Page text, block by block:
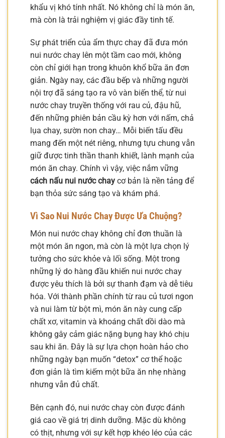
khẩu vị khó tính nhất. Nó không chỉ là món ăn,
mà còn là trải nghiệm vị giác đầy tinh tế.
Sự phát triển của ẩm thực chay đã đưa món
nui nước chay lên một tầm cao mới, không
còn chỉ giới hạn trong khuôn khổ bữa ăn đơn
giản. Ngày nay, các đầu bếp và những người
nội trợ đã sáng tạo ra vô vàn biến thể, từ nui
nước chay truyền thống với rau củ, đậu hũ,
đến những phiên bản cầu kỳ hơn với nấm, chả
lụa chay, sườn non chay… Mỗi biến tấu đều
mang đến một nét riêng, nhưng tựu chung vẫn
giữ được tinh thần thanh khiết, lành mạnh của
món ăn chay. Chính vì vậy, việc nắm vững
cách nấu nui nước chay cơ bản là nền tảng để
bạn thỏa sức sáng tạo và khám phá.
Vì Sao Nui Nước Chay Được Ưa Chuộng?
Món nui nước chay không chỉ đơn thuần là
một món ăn ngon, mà còn là một lựa chọn lý
tưởng cho sức khỏe và lối sống. Một trong
những lý do hàng đầu khiến nui nước chay
được yêu thích là bởi sự thanh đạm và dễ tiêu
hóa. Với thành phần chính từ rau củ tươi ngon
và nui làm từ bột mì, món ăn này cung cấp
chất xơ, vitamin và khoáng chất dồi dào mà
không gây cảm giác nặng bụng hay khó chịu
sau khi ăn. Đây là sự lựa chọn hoàn hảo cho
những ngày bạn muốn “detox” cơ thể hoặc
đơn giản là tìm kiếm một bữa ăn nhẹ nhàng
nhưng vẫn đủ chất.
Bên cạnh đó, nui nước chay còn được đánh
giá cao về giá trị dinh dưỡng. Mặc dù không
có thịt, nhưng với sự kết hợp khéo léo của các